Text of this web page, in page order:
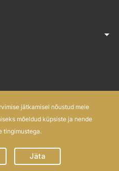
arrow_drop_down
jätkamisel nõustud meie
mõeldud küpsiste ja nende
tingimustega.
Jäta